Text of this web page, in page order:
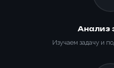
Анализ
Изучаем задачу и